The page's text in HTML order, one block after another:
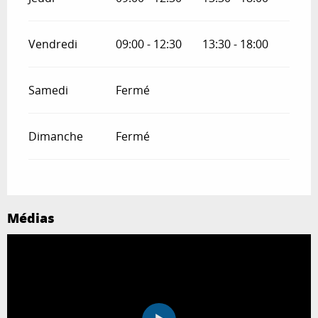
Vendredi 09:00 - 12:30 13:30 - 18:00
Samedi Fermé
Dimanche Fermé
Médias